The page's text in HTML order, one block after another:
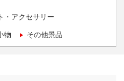
・アクセサリー
物 その他景品